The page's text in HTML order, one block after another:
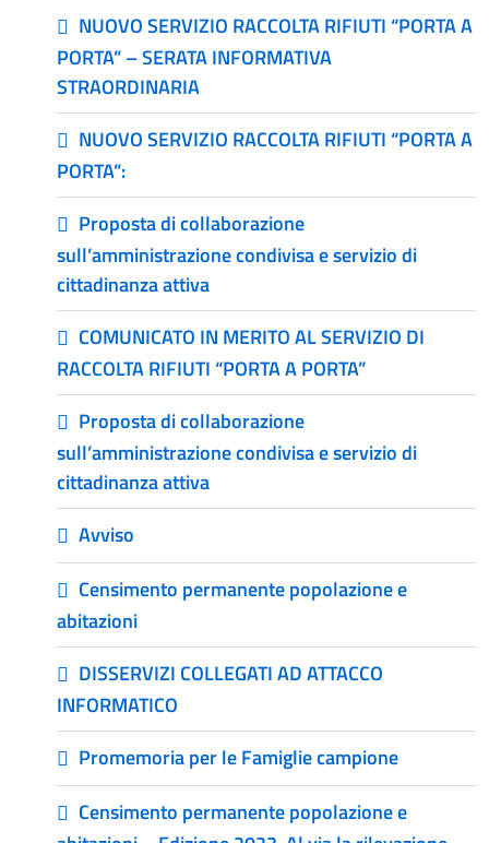
NUOVO SERVIZIO RACCOLTA RIFIUTI “PORTA A
PORTA” – SERATA INFORMATIVA
STRAORDINARIA
NUOVO SERVIZIO RACCOLTA RIFIUTI “PORTA A
PORTA”:
Proposta di collaborazione
sull’amministrazione condivisa e servizio di
cittadinanza attiva
COMUNICATO IN MERITO AL SERVIZIO DI
RACCOLTA RIFIUTI “PORTA A PORTA”
Proposta di collaborazione
sull’amministrazione condivisa e servizio di
cittadinanza attiva
Avviso
Censimento permanente popolazione e
abitazioni
DISSERVIZI COLLEGATI AD ATTACCO
INFORMATICO
Promemoria per le Famiglie campione
Censimento permanente popolazione e